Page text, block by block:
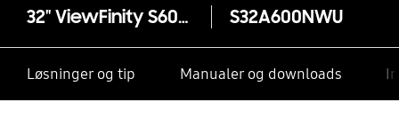
32" ViewFinity S60A QHD Monitor S32A600NWU
Løsninger og tip Manualer og downloads